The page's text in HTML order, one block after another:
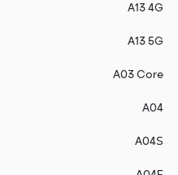
A13 4G
A13 5G
A03 Core
A04
A04S